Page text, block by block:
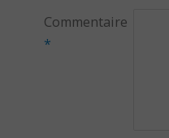
Commentaire
*